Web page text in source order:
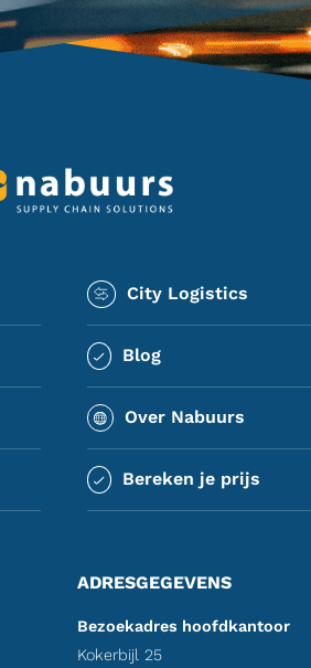
City Logistics
Blog
Over Nabuurs
Bereken je prijs
ADRESGEGEVENS
Bezoekadres hoofdkantoor
Kokerbijl 25